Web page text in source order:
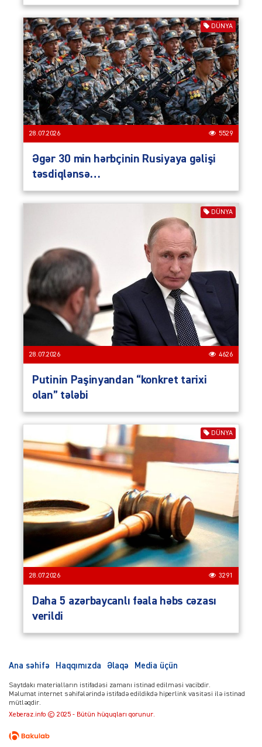
DÜNYA
28.07.2026 5529
Əgər 30 min hərbçinin Rusiyaya gəlişi
təsdiqlənsə…
DÜNYA
28.07.2026 4626
Putinin Paşinyandan “konkret tarixi
olan” tələbi
DÜNYA
28.07.2026 3291
Daha 5 azərbaycanlı fəala həbs cəzası
verildi
Ana səhifə Haqqımızda Əlaqə Media üçün
Saytdakı materialların istifadəsi zamanı istinad edilməsi vacibdir.
Məlumat internet səhifələrində istifadə edildikdə hiperlink vasitəsi ilə istinad
mütləqdir.
Xeberaz.info © 2025 - Bütün hüquqları qorunur.